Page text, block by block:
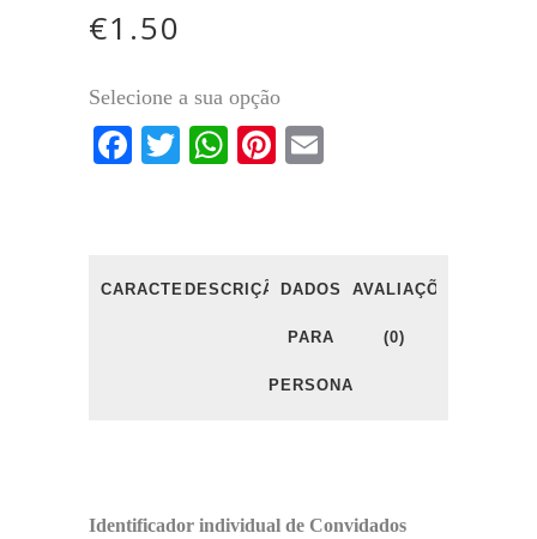
€1.50
Selecione a sua opção
Facebook
TwitterWhatsApp
Pinterest
CARACTERÍSTICAS
DESCRIÇÃODADOS
PARA
PERSONALIZAÇÃO
AVALIAÇÕES
(0)
Identificador individual de Convidados